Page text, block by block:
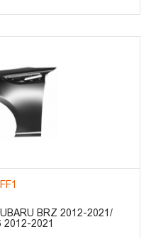
BRZ 2012-2021/
2012-2021